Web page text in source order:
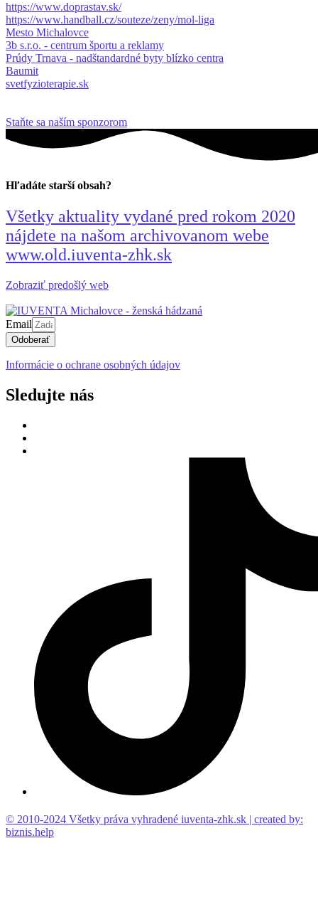
https://www.doprastav.sk/
https://www.handball.cz/souteze/zeny/mol-liga
Mesto Michalovce
3b s.r.o. - centrum športu a reklamy
Prúdy Trnava - nadštandardné byty blízko centra
Baumit
svetfyzioterapie.sk
Staňte sa naším sponzorom
Hľadáte starší obsah?
Všetky aktuality vydané pred rokom 2020
nájdete na našom archivovanom webe
www.old.iuventa-zhk.sk
Zobraziť predošlý web
Email
Odoberať
Informácie o ochrane osobných údajov
Sledujte nás
© 2010-2024 Všetky práva vyhradené iuventa-zhk.sk | created by:
biznis.help